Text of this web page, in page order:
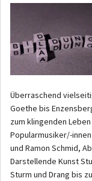
Überraschend
Goethe bis
zum klingenden
Popularmusiker/-innen
und Ramon Schmid,
Darstellende Kunst
Sturm und Drang bis